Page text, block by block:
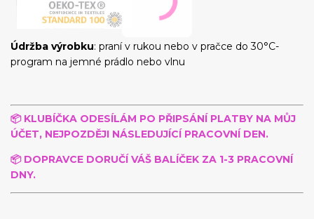
Údržba výrobku: praní v rukou nebo v pračce do 30°C-
program na jemné prádlo nebo vlnu
📦 KLUBÍČKA ODESÍLÁM PO PŘIPSÁNÍ PLATBY NA MŮJ
ÚČET, NEJPOZDĚJI NÁSLEDUJÍCÍ PRACOVNÍ DEN.
📦 DOPRAVCE DORUČÍ VÁŠ BALÍČEK ZA 1-3 PRACOVNÍ
DNY.